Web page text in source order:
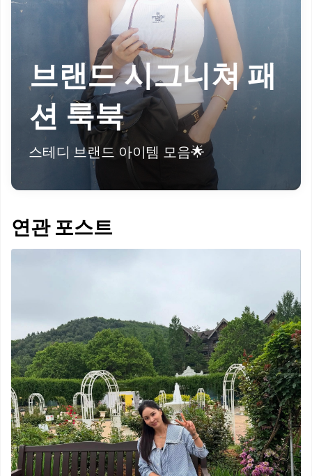
브랜드 시그니쳐 패
션 룩북
스테디 브랜드 아이템 모음🌟
연관 포스트